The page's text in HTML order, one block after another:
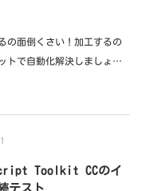
の面倒くさい！加工するの
トで自動化解決しましょ
Toolkit CCのイ
テスト